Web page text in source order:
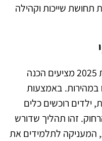
תחושת שייכות וקהילה
הקורסים לרובוטיקה לילדים לשנת 2025 מציעים הכנה
במהירות. באמצעות
ילדים רוכשים כלים
זהו תהליך שדורש
המעניקה לתלמידים את